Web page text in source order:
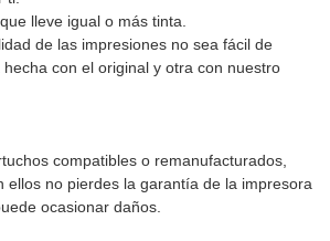
lleve igual o más tinta.
de las impresiones no sea fácil de
con el original y otra con nuestro
compatibles o remanufacturados,
ellos no pierdes la garantía de la impresora
ocasionar daños.